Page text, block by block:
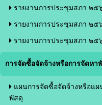
รายงานการประชุมสภา ๒๕
รายงานการประชุมสภา ๒๕
รายงานการประชุมสภา ๒๕
การจัดซื้อจัดจ้างหรือการจัดหา
แผนการจัดซื้อจัดจ้างหรือแผ
พัสดุ